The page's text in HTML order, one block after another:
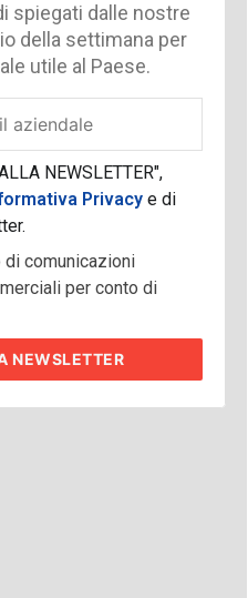
spiegati dalle nostre
della settimana per
utile al Paese.
NEWSLETTER",
Privacy e di
comunicazioni
per conto di
NEWSLETTER